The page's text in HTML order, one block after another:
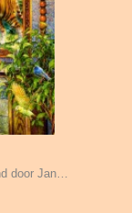
door Jan…